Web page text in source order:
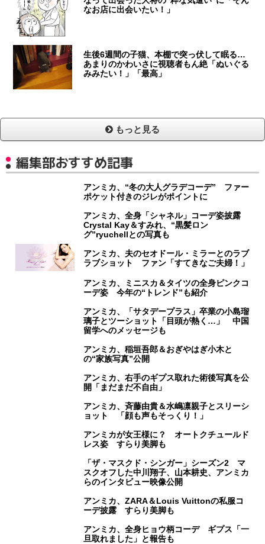
なお店に出会いたい！」
生後6週間の子猫、本棚で突っ伏して眠る…
あまりのかわいさに視聴者もん絶「ぬいぐる
みみたい！」「最高」
もっと見る
編集部おすすめ記事
アンミカ、“冬の大人グラデコーデ” ファー
ポケット付きのジレがポイントに
アンミカ、全身「シャネル」コーデ姿披露
Crystal Kay＆すみれ、“黒髪ロン
グ”ryuchellとの写真も
アンミカ、夫のセオドール・ミラーとのラブ
ラブショット ファン「すてきなご夫婦！」
アンミカ、ミニスカ＆タイツの全身ピンクコ
ーデ姿 今年の“トレンド”も紹介
アンミカ、「サタデープラス」卒業の小島瑠
璃子とツーショット「目頭が熱く…」 中国
留学へのメッセージも
アンミカ、稲垣吾郎＆おぎやはぎ小木と
の“家族写真”公開
アンミカ、右手のギプス取れた術後写真を公
開「まだまだ不自由」
アンミカ、斉藤由貴＆水嶋凛親子とスリーシ
ョット 「顔も声もそっくり！」
アンミカが女王様に？ オートクチュールド
レス姿 すらり美脚も
「ザ・マスクド・シンガー」シーズン2 マ
スクオフした中川翔子、山本耕史、アンミカ
らのインタビュー映像公開
アンミカ、ZARA＆Louis Vuittonの私服コ
ーデ披露 すらり美脚も
アンミカ、全身ヒョウ柄コーデ ギプス「一
旦取れました」と報告も